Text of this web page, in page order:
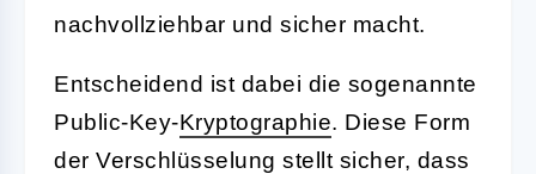
nachvollziehbar und sicher macht.
Entscheidend ist dabei die sogenannte
Public-Key-Kryptographie. Diese Form
der Verschlüsselung stellt sicher, dass